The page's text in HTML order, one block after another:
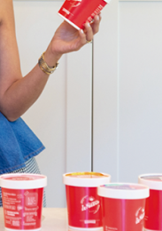
SAINT-GOBAIN